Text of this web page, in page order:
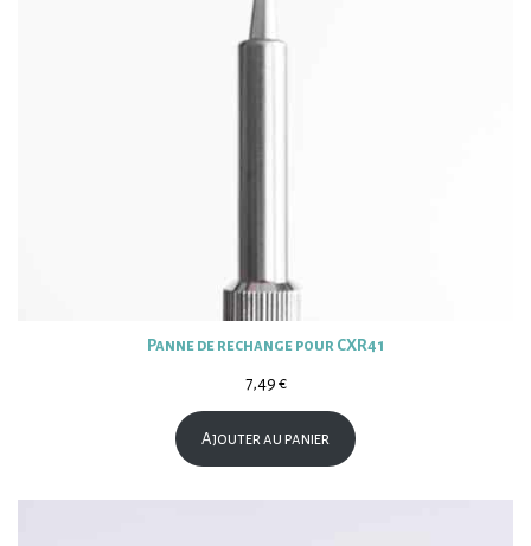
Panne de rechange pour CXR41
7,49 €
Ajouter au panier